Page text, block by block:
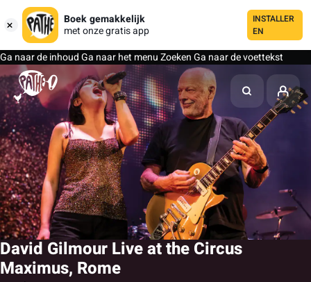
Boek gemakkelijk
met onze gratis app
INSTALLER
EN
Ga naar de inhoudGa naar het menuZoekenGa naar de voettekst
David Gilmour Live at the Circus
Maximus, Rome